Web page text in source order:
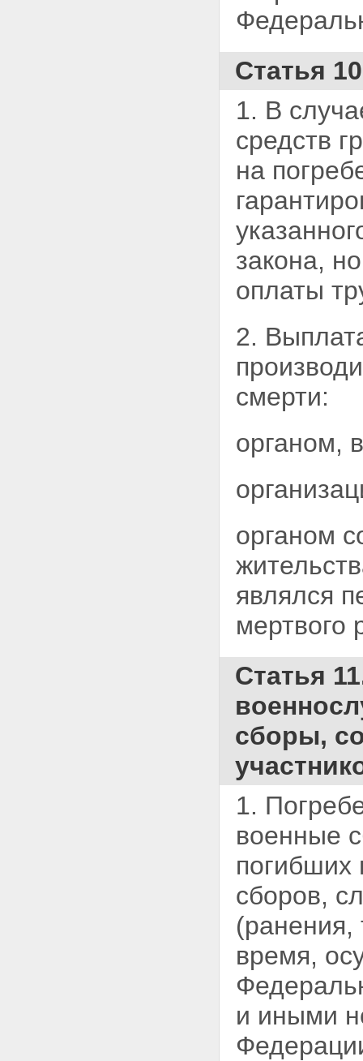
Статья
1. В
средств
на
закона,
оплаты
2.
смерти:
органом,
органом
являлся
мертвого
Статья
сборы,
1.
военные
погибших
сборов,
(ранения,
время,
и иными